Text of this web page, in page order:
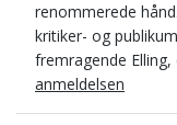
renommerede
kritiker- og
fremragende
anmeldelsen